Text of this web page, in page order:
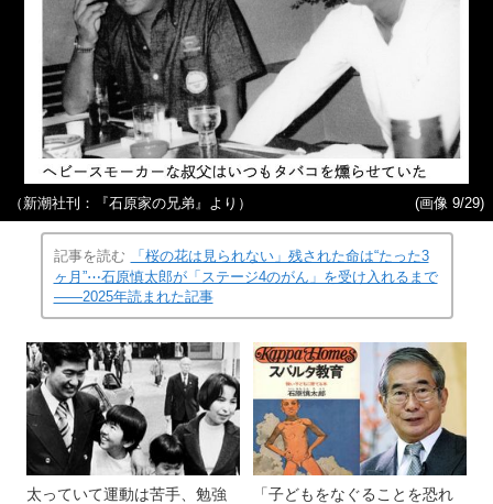
（新潮社刊：『石原家の兄弟』より） (画像 9/29)
記事を読む
「桜の花は見られない」残された命は“たった3
ヶ月”⋯石原慎太郎が「ステージ4のがん」を受け入れるまで
――2025年読まれた記事
太っていて運動は苦手、勉強
「子どもをなぐることを恐れ